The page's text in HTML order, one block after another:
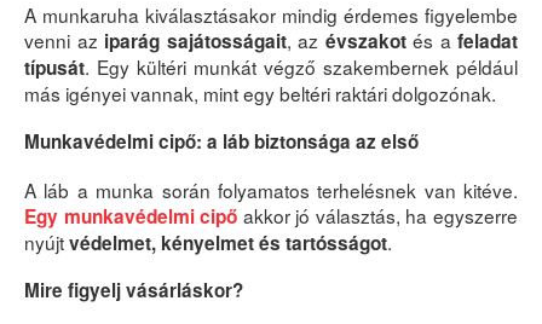
A munkaruha kiválasztásakor mindig érdemes figyelembe
venni az iparág sajátosságait, az évszakotés a feladat
típusát. Egy kültéri munkát végző szakembernek például
más igényei vannak, mint egy beltéri raktári dolgozónak.
Munkavédelmi cipő: a láb biztonsága az első
A láb a munka során folyamatos terhelésnek van kitéve.
Egy munkavédelmi cipő akkor jó választás, ha egyszerre
nyújtvédelmet, kényelmet és tartósságot.
Mire figyelj vásárláskor?